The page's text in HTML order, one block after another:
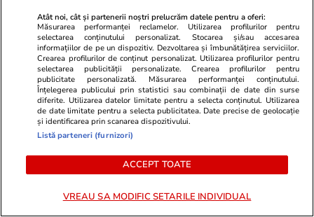
The Wall sau cum lumea
reînvață limbajul războiului
10 iul.
NATO la Ankara. Un summit
„operațional”, care adaptează
Atât noi, cât și partenerii noștri prelucrăm datele pentru a oferi:
Măsurarea performanței reclamelor. Utilizarea profilurilor pentru
selectarea conținutului personalizat. Stocarea și/sau accesarea
informațiilor de pe un dispozitiv. Dezvoltarea și îmbunătățirea serviciilor.
Crearea profilurilor de conținut personalizat. Utilizarea profilurilor pentru
selectarea publicității personalizate. Crearea profilurilor pentru
publicitate personalizată. Măsurarea performanței conținutului.
Înțelegerea publicului prin statistici sau combinații de date din surse
diferite. Utilizarea datelor limitate pentru a selecta conținutul. Utilizarea
de date limitate pentru a selecta publicitatea. Date precise de geolocație
și identificarea prin scanarea dispozitivului.
Listă parteneri (furnizori)
ACCEPT TOATE
VREAU SA MODIFIC SETARILE INDIVIDUAL